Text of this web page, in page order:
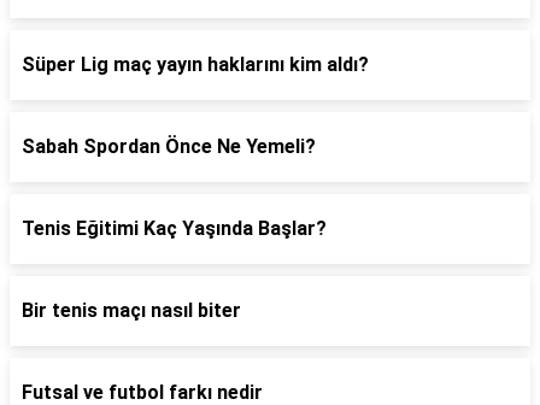
Süper Lig maç yayın haklarını kim aldı?
Sabah Spordan Önce Ne Yemeli?
Tenis Eğitimi Kaç Yaşında Başlar?
Bir tenis maçı nasıl biter
Futsal ve futbol farkı nedir